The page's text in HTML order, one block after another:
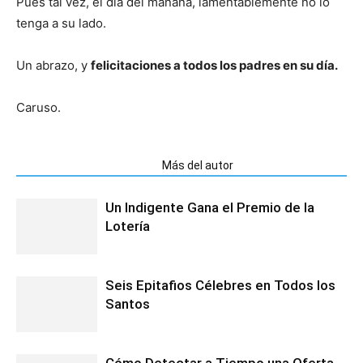
tenga a su lado.
Un abrazo, y felicitaciones a todos los padres en su día.
Caruso.
Más del autor
Un Indigente Gana el Premio de la
Lotería
Seis Epitafios Célebres en Todos los
Santos